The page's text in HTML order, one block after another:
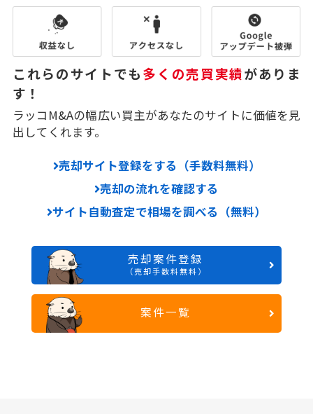
これらのサイトでも多くの売買実績がありま
す！
ラッコM&Aの幅広い買主があなたのサイトに価値を見
出してくれます。
売却サイト登録をする（手数料無料）
売却の流れを確認する
サイト自動査定で相場を調べる（無料）
売却案件登録
（売却手数料無料）
案件一覧